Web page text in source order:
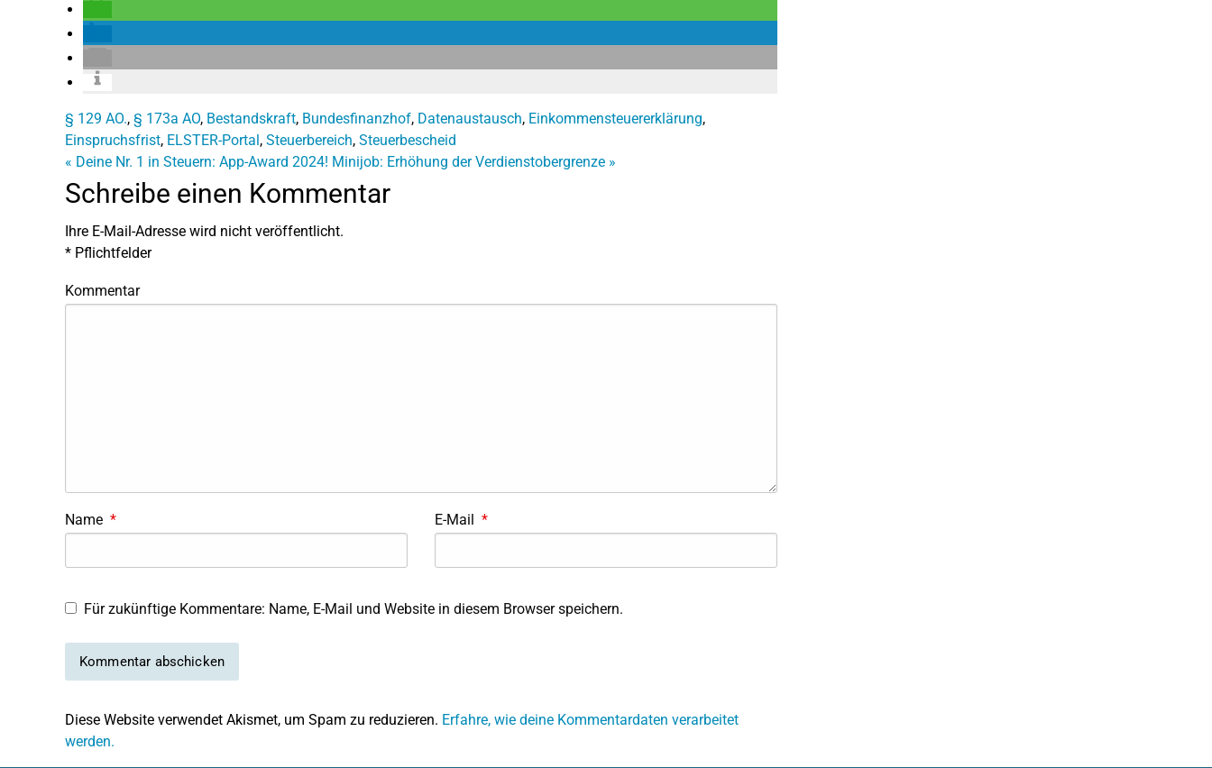
§ 129 AO., § 173a AO, Bestandskraft, Bundesfinanzhof, Datenaustausch, Einkommensteuererklärung,
Einspruchsfrist, ELSTER-Portal, Steuerbereich, Steuerbescheid
« Deine Nr. 1 in Steuern: App-Award 2024! Minijob: Erhöhung der Verdienstobergrenze »
Schreibe einen Kommentar
Ihre E-Mail-Adresse wird nicht veröffentlicht.
* Pflichtfelder
Kommentar
Name * E-Mail *
Für zukünftige Kommentare: Name, E-Mail und Website in diesem Browser speichern.
Diese Website verwendet Akismet, um Spam zu reduzieren. Erfahre, wie deine Kommentardaten verarbeitet
werden.